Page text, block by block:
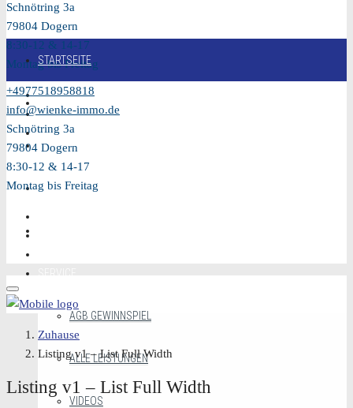
Schnötring 3a
79804 Dogern
8:30-12 & 14-17
Montag bis Freitag
STARTSEITE
VERKAUFEN
MIETEN
AGB GEWINNSPIEL
ALLE LEISTUNGEN
VIDEOS
+4977518958818
info@wienke-immo.de
Schnötring 3a
79804 Dogern
8:30-12 & 14-17
Montag bis Freitag
Zuhause
Listing v1 – List Full Width
Listing v1 – List Full Width